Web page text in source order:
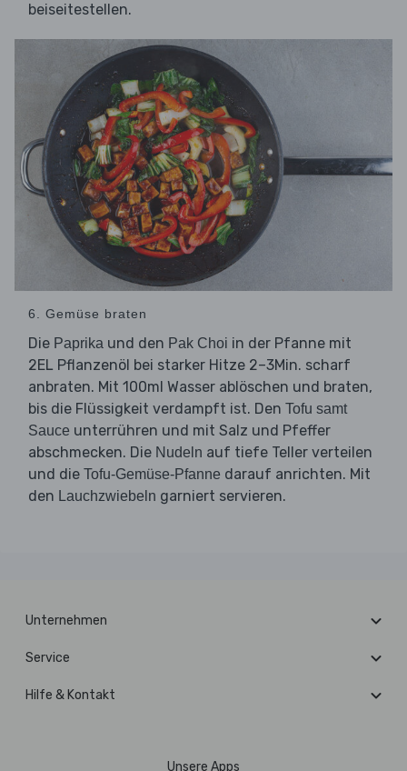
beiseitestellen.
6. Gemüse braten
Die Paprika und den Pak Choi in der Pfanne mit
2EL Pflanzenöl bei starker Hitze 2–3Min. scharf
anbraten. Mit 100ml Wasser ablöschen und braten,
bis die Flüssigkeit verdampft ist. Den Tofu samt
Sauce unterrühren und mit Salz und Pfeffer
abschmecken. Die Nudeln auf tiefe Teller verteilen
und die Tofu-Gemüse-Pfanne darauf anrichten. Mit
den Lauchzwiebeln garniert servieren.
Unternehmen
Service
Hilfe & Kontakt
Unsere Apps